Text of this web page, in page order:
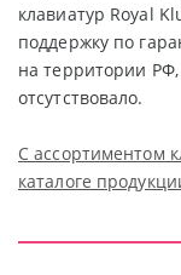
клавиатур Royal
поддержку по
на территории РФ,
отсутствовало.
С ассортиментом
каталоге